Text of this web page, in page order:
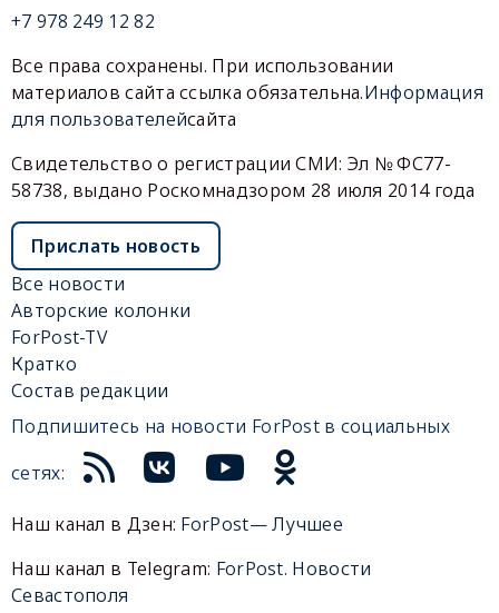
+7 978 249 12 82
Все права сохранены. При использовании
материалов сайта ссылка обязательна.Информация
для пользователейсайта
Свидетельство о регистрации СМИ: Эл № ФС77-
58738, выдано Роскомнадзором 28 июля 2014 года
Прислать новость
Все новости
Авторские колонки
ForPost-TV
Кратко
Состав редакции
Подпишитесь на новости ForPost в социальных
сетях:
Наш канал в Дзен: ForPost— Лучшее
Наш канал в Telegram: ForPost. Новости
Севастополя